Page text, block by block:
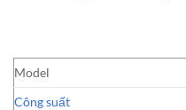
Model
Công suất